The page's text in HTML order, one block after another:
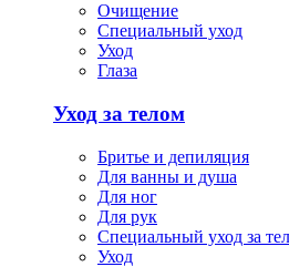
Очищение
Специальный уход
Уход
Глаза
Уход за телом
Бритье и депиляция
Для ванны и душа
Для ног
Для рук
Специальный уход за
Уход